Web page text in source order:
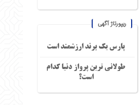
ریپورتاژ آگهی
پارس یک برند ارزشمند است
طولانی ترین پرواز دنیا کدام
است؟